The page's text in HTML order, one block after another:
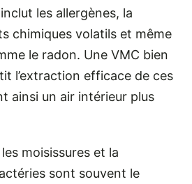
les allergènes, la
chimiques volatils et même
le radon. Une VMC bien
l’extraction efficace de ces
ainsi un air intérieur plus
moisissures et la
sont souvent le